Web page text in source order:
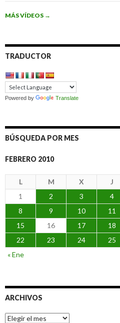
MÁS VÍDEOS →
TRADUCTOR
Powered by Translate
BÚSQUEDA POR MES
FEBRERO 2010
L M X J
1
2 3 4
8
9 10 11
15
16 17 18
22
23 24 25
« Ene
ARCHIVOS
Archivos